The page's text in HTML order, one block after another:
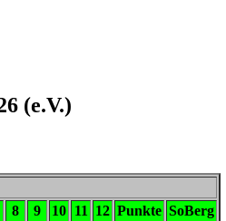
(e.V.)
8 9 10 11 12 Punkte SoBerg